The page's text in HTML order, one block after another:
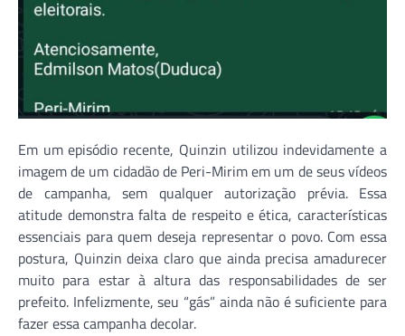
Em um episódio recente, Quinzin utilizou indevidamente a
imagem de um cidadão de Peri-Mirim em um de seus vídeos
de campanha, sem qualquer autorização prévia. Essa
atitude demonstra falta de respeito e ética, características
essenciais para quem deseja representar o povo. Com essa
postura, Quinzin deixa claro que ainda precisa amadurecer
muito para estar à altura das responsabilidades de ser
prefeito. Infelizmente, seu “gás” ainda não é suficiente para
fazer essa campanha decolar.